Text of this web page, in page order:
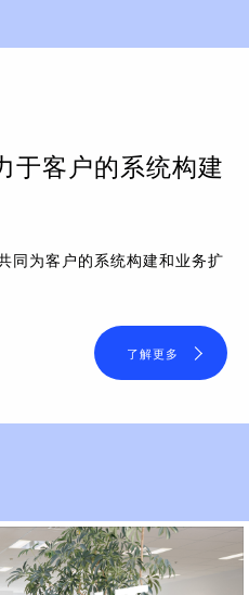
于客户的系统构建
同为客户的系统构建和业务扩
了解更多